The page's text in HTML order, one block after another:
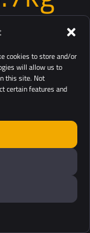
cookies to store and/or
will allow us to
this site. Not
certain features and